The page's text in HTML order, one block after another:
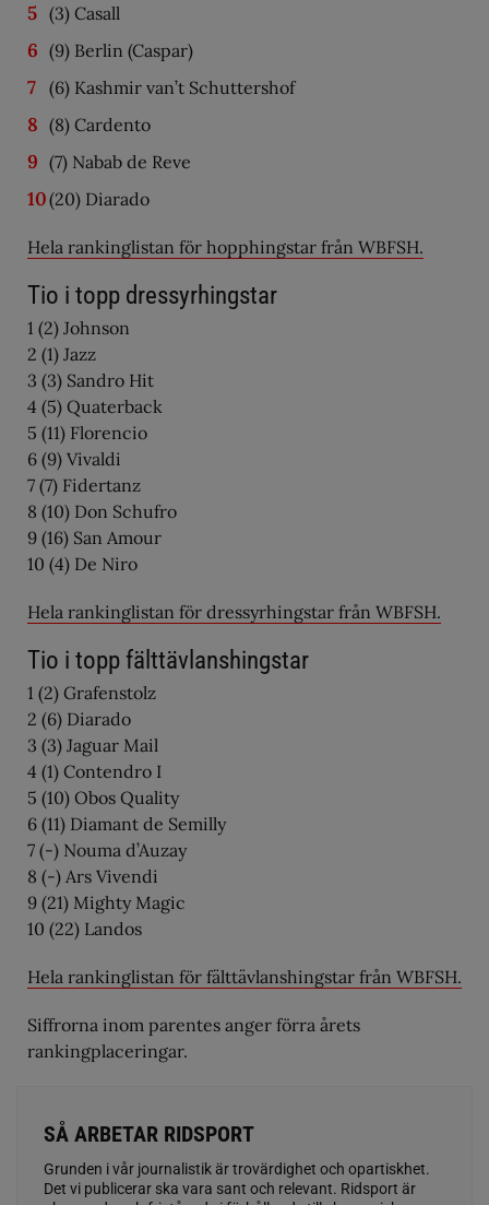
(3) Casall
(9) Berlin (Caspar)
(6) Kashmir van’t Schuttershof
(8) Cardento
(7) Nabab de Reve
(20) Diarado
Hela rankinglistan för hopphingstar från WBFSH.
Tio i topp dressyrhingstar
1 (2) Johnson
2 (1) Jazz
3 (3) Sandro Hit
4 (5) Quaterback
5 (11) Florencio
6 (9) Vivaldi
7 (7) Fidertanz
8 (10) Don Schufro
9 (16) San Amour
10 (4) De Niro
Hela rankinglistan för dressyrhingstar från WBFSH.
Tio i topp fälttävlanshingstar
1 (2) Grafenstolz
2 (6) Diarado
3 (3) Jaguar Mail
4 (1) Contendro I
5 (10) Obos Quality
6 (11) Diamant de Semilly
7 (-) Nouma d’Auzay
8 (-) Ars Vivendi
9 (21) Mighty Magic
10 (22) Landos
Hela rankinglistan för fälttävlanshingstar från WBFSH.
Siffrorna inom parentes anger förra årets
rankingplaceringar.
SÅ ARBETAR RIDSPORT
Grunden i vår journalistik är trovärdighet och opartiskhet.
Det vi publicerar ska vara sant och relevant. Ridsport är